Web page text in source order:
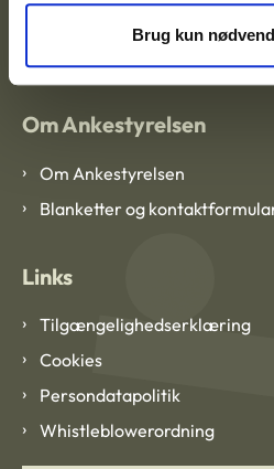
Brug kun
EAN: 57 98 000 35 48 21
CVR: 1007 4002
Om Ankestyrelsen
Om Ankestyrelsen
Blanketter og
Links
Tilgængelighedserklæring
Cookies
Persondatapolitik
Whistleblowerordning